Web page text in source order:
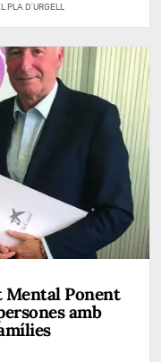
PLA D'URGELL
Mental Ponent
amb